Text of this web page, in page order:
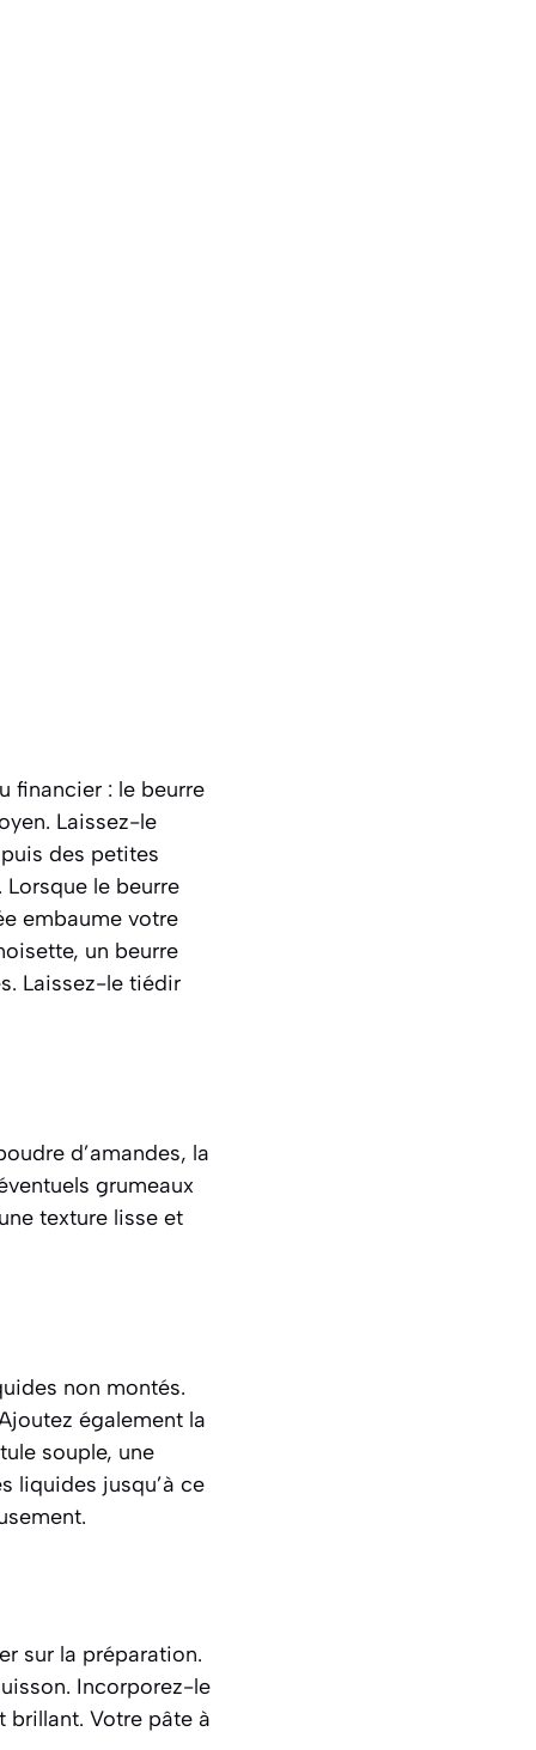
financier : le beurre
Laissez-le
des petites
le beurre
embaume votre
un beurre
. Laissez-le tiédir
d’amandes, la
grumeaux
texture lisse et
non montés.
également la
souple, une
liquides jusqu’à ce
sur la préparation.
Incorporez-le
brillant. Votre pâte à